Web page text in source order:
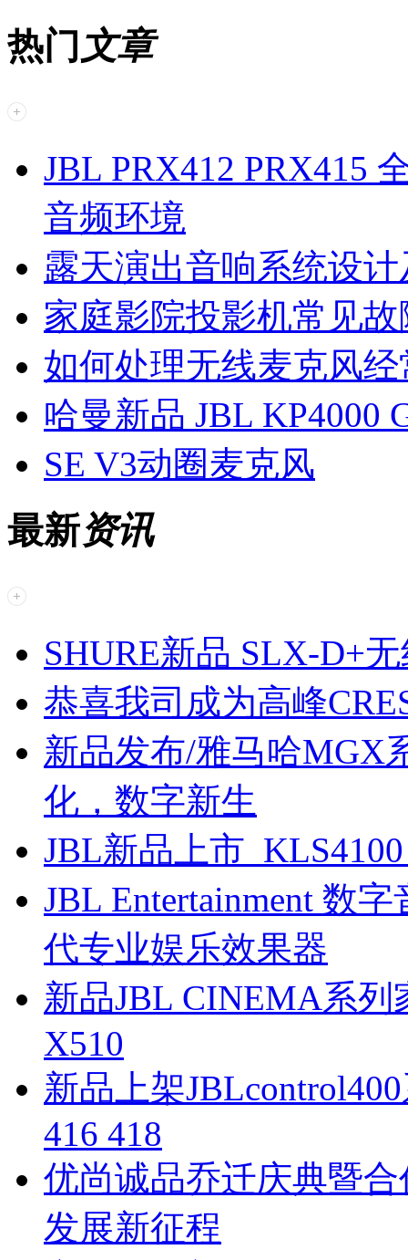
热门 文章
JBL PRX412 PRX415
音频环境
露天演出音响系统设
家庭影院投影机常见
如何处理无线麦克风
哈曼新品 JBL KP4000
SE V3动圈麦克风
最新资讯
SHURE新品 SLX-D+
恭喜我司成为高峰
新品发布/雅马哈MGX
化，数字新生
JBL新品上市
JBL Entertainment 数
代专业娱乐效果器
新品JBL CINEMA系
X510
新品上架
416 418
优尚诚品乔迁庆典暨
发展新征程